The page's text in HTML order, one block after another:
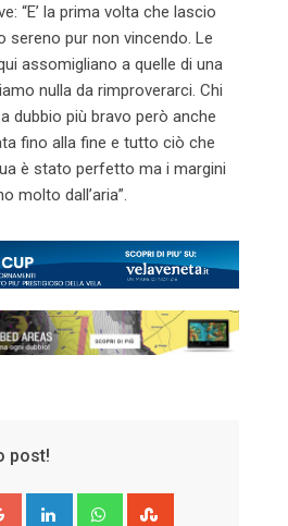
“E’ la prima volta che lascio
sereno pur non vincendo. Le
assomigliano a quelle di una
nulla da rimproverarci. Chi
dubbio più bravo però anche
fino alla fine e tutto ciò che
è stato perfetto ma i margini
molto dall’aria”.
post!
Google+ LinkedIn Whatsapp